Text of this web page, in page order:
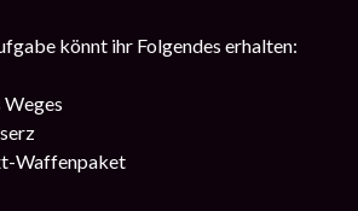
könnt ihr Folgendes erhalten:
Weges
Waffenpaket